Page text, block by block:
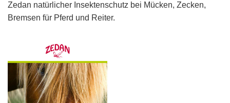
Zedan natürlicher Insektenschutz bei Mücken, Zecken,
Bremsen für Pferd und Reiter.